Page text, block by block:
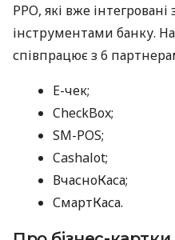
РРО, які вже
інструментами банку.
співпрацює з 6
E-чек;
CheckBox;
SM-POS;
Cashalot;
ВчасноКаса;
СмартКаса.